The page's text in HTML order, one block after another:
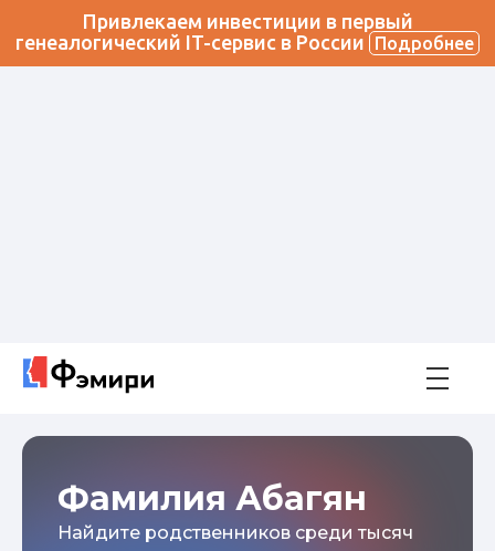
Привлекаем инвестиции в первый
генеалогический IT-сервис в России
Подробнее
Фамилия Абагян
Найдите родственников среди тысяч